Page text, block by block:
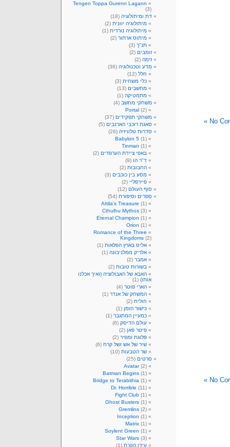
No
No
Tengen Toppa Gurenn Lagann
(3)
דת ומיתולוגיה (18)
מיתולוגיה יוונית (2)
מיתולוגיה נורדית (1)
מיתוס ארתור (2)
תנ"ך (3)
זומבים (2)
זימה (2)
מדע וטכנולוגיה (36)
חלל (12)
כלי משחית (3)
מחשבים (13)
מתמטיקה (1)
משחקי מחשב (4)
Portal (2)
משחקי תפקידים (37)
סאגת רוכבי הארנבים (5)
סדרות טלוויזיה (26)
Babylon 5 (1)
Tinman (1)
באפי ציידת הערפדים (2)
ד"ר הו (9)
החבובות (2)
מסע בין כוכבים (3)
פיירפליי (2)
סוף העולם (12)
ספרים וסיפורת (54)
Attila's Treasure (1)
Cthulhu Mythos (3)
Eternal Champion (1)
Orion (1)
Romance of the Three
Kingdoms (2)
אליס בארץ הפלאות (1)
אלריק ממלניבונה (1)
אמבר (2)
בשורות טובות (2)
האבא של האבולוציה (ואיך אכלנו
אותו) (1)
הארי פוטר (4)
המשחק של אנדר (1)
חולית (2)
כישור הזמן (1)
כמעיין המתגבר (1)
עולם הדיסק (6)
פיטר פאן (2)
פלוגת ומפיר (2)
שיר של אש ושל קרח (6)
שר הטבעות (10)
סרטים (25)
Avatar(2)
Batman Begins (1)
Bridge to Terabithia (1)
Dr. Horrible (11)
Fight Club (1)
Ghost Busters (1)
Gremlins (2)
Inception (1)
Matrix (1)
Soylent Green (1)
Star Wars (3)
עידן הקרח (1)